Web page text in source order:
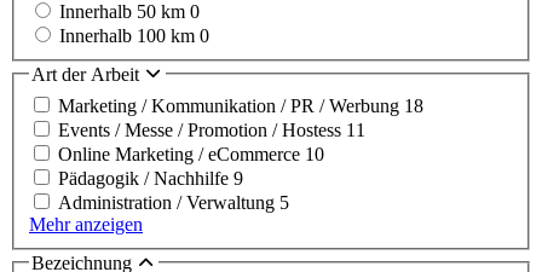
Innerhalb 50 km 0
Innerhalb 100 km 0
Art der Arbeit
Marketing / Kommunikation / PR / Werbung 18
Events / Messe / Promotion / Hostess 11
Online Marketing / eCommerce 10
Pädagogik / Nachhilfe 9
Administration / Verwaltung 5
Mehr anzeigen
Bezeichnung